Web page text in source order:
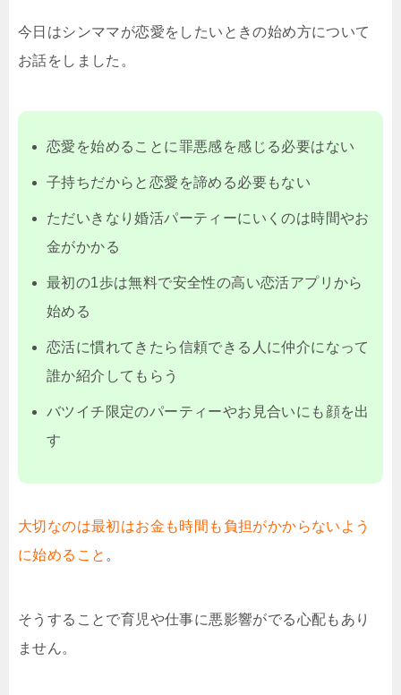
今日はシンママが恋愛をしたいときの始め方について
お話をしました。
恋愛を始めることに罪悪感を感じる必要はない
子持ちだからと恋愛を諦める必要もない
ただいきなり婚活パーティーにいくのは時間やお
金がかかる
最初の1歩は無料で安全性の高い恋活アプリから
始める
恋活に慣れてきたら信頼できる人に仲介になって
誰か紹介してもらう
バツイチ限定のパーティーやお見合いにも顔を出
す
大切なのは最初はお金も時間も負担がかからないよう
に始めること 。
そうすることで育児や仕事に悪影響がでる心配もあり
ません。